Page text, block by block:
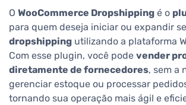
O WooCommerce Dropshipping é o
para quem deseja iniciar ou expandir
dropshipping utilizando a plataforma
Com esse plugin, você pode vender
diretamente de fornecedores, sem a
gerenciar estoque ou processar
tornando sua operação mais ágil e